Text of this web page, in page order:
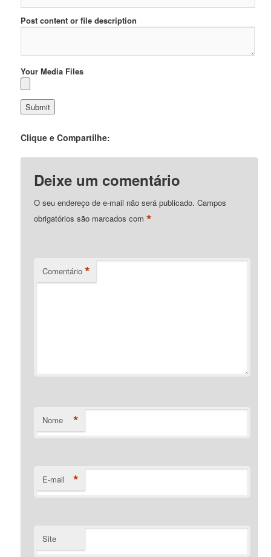
Post content or file description
Your Media Files
Clique e Compartilhe:
Deixe um comentário
O seu endereço de e-mail não será publicado. Campos
obrigatórios são marcados com*
Comentário *
Nome *
E-mail *
Site